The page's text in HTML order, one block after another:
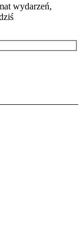
wydarzeń,